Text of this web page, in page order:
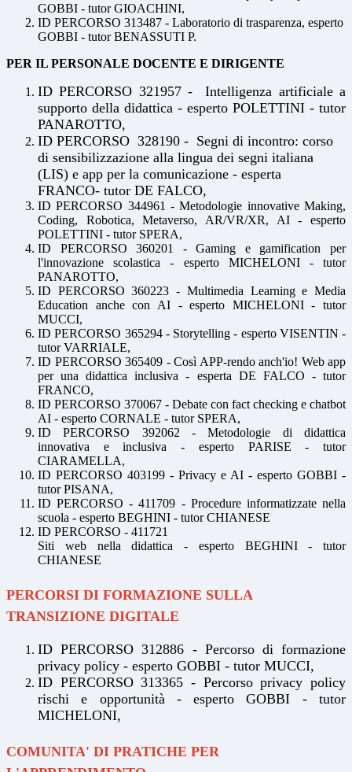
GOBBI - tutor GIOACHINI,
ID PERCORSO 313487 - Laboratorio di trasparenza, esperto
GOBBI - tutor BENASSUTI P.
PER IL PERSONALE DOCENTE E DIRIGENTE
ID PERCORSO 321957 - Intelligenza artificiale a
supporto della didattica - esperto POLETTINI - tutor
PANAROTTO,
ID PERCORSO 328190 - Segni di incontro: corso
di sensibilizzazione alla lingua dei segni italiana
(LIS) e app per la comunicazione - esperta
FRANCO- tutor DE FALCO,
ID PERCORSO 344961 - Metodologie innovative Making,
Coding, Robotica, Metaverso, AR/VR/XR, AI - esperto
POLETTINI - tutor SPERA,
ID PERCORSO 360201 - Gaming e gamification per
l'innovazione scolastica - esperto MICHELONI - tutor
PANAROTTO,
ID PERCORSO 360223 - Multimedia Learning e Media
Education anche con AI - esperto MICHELONI - tutor
MUCCI,
ID PERCORSO 365294 - Storytelling - esperto VISENTIN -
tutor VARRIALE,
ID PERCORSO 365409 - Così APP-rendo anch'io! Web app
per una didattica inclusiva - esperta DE FALCO - tutor
FRANCO,
ID PERCORSO 370067 - Debate con fact checking e chatbot
AI - esperto CORNALE - tutor SPERA,
ID PERCORSO 392062 - Metodologie di didattica
innovativa e inclusiva - esperto PARISE - tutor
CIARAMELLA,
ID PERCORSO 403199 - Privacy e AI - esperto GOBBI -
tutor PISANA,
ID PERCORSO - 411709 - Procedure informatizzate nella
scuola - esperto BEGHINI - tutor CHIANESE
ID PERCORSO - 411721
Siti web nella didattica - esperto BEGHINI - tutor
CHIANESE
PERCORSI DI FORMAZIONE SULLA
TRANSIZIONE DIGITALE
ID PERCORSO 312886 - Percorso di formazione
privacy policy - esperto GOBBI - tutor MUCCI,
ID PERCORSO 313365 - Percorso privacy policy
rischi e opportunità - esperto GOBBI - tutor
MICHELONI,
COMUNITA' DI PRATICHE PER